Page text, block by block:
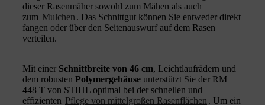
dieser Rasenmäher sowohl zum Mähen als auch
zum Mulchen . Das Schnittgut können Sie entweder direkt
fangen oder über den Seitenauswurf auf dem Rasen
verteilen.
Mit einer Schnittbreite von 46 cm, Leichtlaufrädern und
dem robusten Polymergehäuse unterstützt Sie der RM
448 T von STIHL optimal bei der schnellen und
effizienten Pflege von mittelgroßen Rasenflächen . Um ein